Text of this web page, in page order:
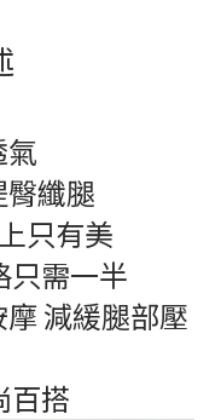
纖腿
只有美
只需一半
減緩腿部壓
百搭